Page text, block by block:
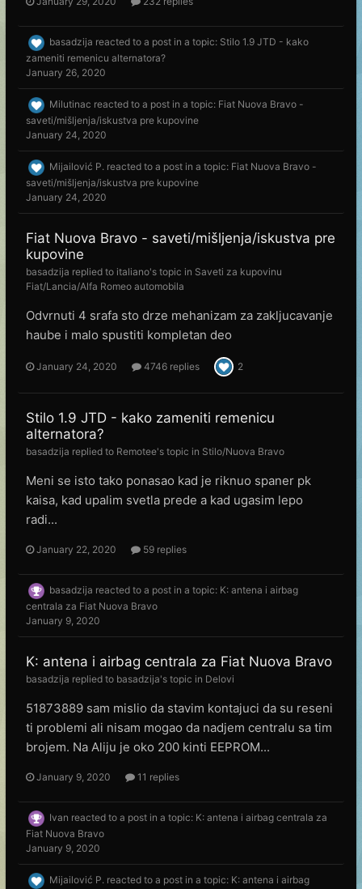
basadzija reacted to a post in a topic: Stilo 1.9 JTD - kako
zameniti remenicu alternatora?
January 26, 2020
Milutinac reacted to a post in a topic: Fiat Nuova Bravo -
saveti/mišljenja/iskustva pre kupovine
January 24, 2020
Mijailović P. reacted to a post in a topic: Fiat Nuova Bravo -
saveti/mišljenja/iskustva pre kupovine
January 24, 2020
Fiat Nuova Bravo - saveti/mišljenja/iskustva pre
kupovine
basadzija replied to italiano's topic in Saveti za kupovinu
Fiat/Lancia/Alfa Romeo automobila
Odvrnuti 4 srafa sto drze mehanizam za zakljucavanje
haube i malo spustiti kompletan deo
January 24, 2020 4746 replies 2
Stilo 1.9 JTD - kako zameniti remenicu
alternatora?
basadzija replied to Remotee's topic in Stilo/Nuova Bravo
Meni se isto tako ponasao kad je riknuo spaner pk
kaisa, kad upalim svetla prede a kad ugasim lepo
radi...
January 22, 2020 59 replies
basadzija reacted to a post in a topic: K: antena i airbag
centrala za Fiat Nuova Bravo
January 9, 2020
K: antena i airbag centrala za Fiat Nuova Bravo
basadzija replied to basadzija's topic in Delovi
51873889 sam mislio da stavim kontajuci da su reseni
ti problemi ali nisam mogao da nadjem centralu sa tim
brojem. Na Aliju je oko 200 kinti EEPROM...
January 9, 2020 11 replies
Ivan reacted to a post in a topic: K: antena i airbag centrala za
Fiat Nuova Bravo
January 9, 2020
Mijailović P. reacted to a post in a topic: K: antena i airbag